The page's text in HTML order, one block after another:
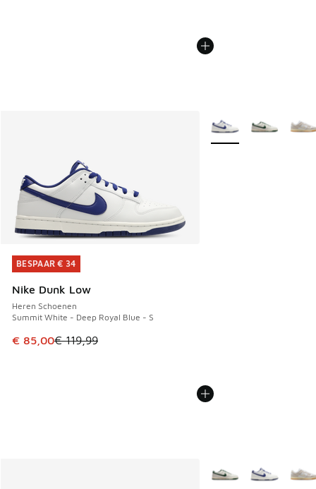
BESPAAR € 34
Nike Dunk Low
Heren Schoenen
Summit White - Deep Royal Blue - S
Dit artikel is in de uitverkoop. Dit artikel is in de
€ 85,00€ 119,99
BESPAAR € 34
Meer kleuren
Meer kleuren